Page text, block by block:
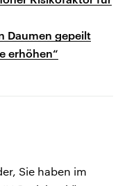
Daumen gepeilt
erhöhen“
Sie haben im